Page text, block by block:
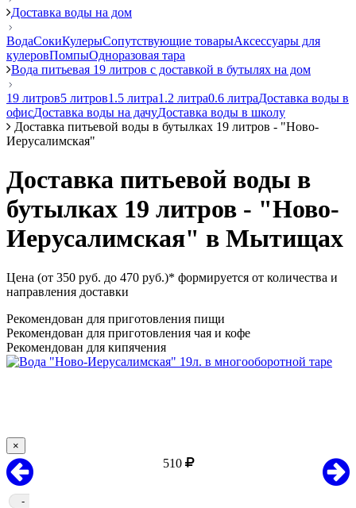
Доставка воды на дом
ВодаСокиКулерыСопутствующие товарыАксессуары для
кулеровПомпыОдноразовая тара
Вода питьевая 19 литров с доставкой в бутылях на дом
19 литров5 литров1.5 литра1.2 литра0.6 литраДоставка воды в
офисДоставка воды на дачуДоставка воды в школу
Доставка питьевой воды в бутылках 19 литров - "Ново-
Иерусалимская"
Доставка питьевой воды в
бутылках 19 литров - "Ново-
Иерусалимская" в Мытищах
Цена (от 350 руб. до 470 руб.)* формируется от количества и
направления доставки
Рекомендован для приготовления пищи
Рекомендован для приготовления чая и кофе
Рекомендован для кипячения
×
510
-